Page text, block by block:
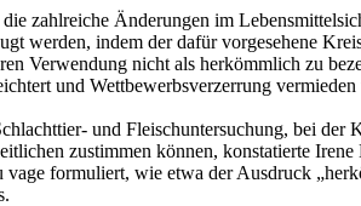
zahlreiche Änderungen im
werden, indem der dafür vorgesehene
Verwendung nicht als herkömmlich zu
und Wettbewerbsverzerrung
und Fleischuntersuchung, bei
zustimmen können, konstatierte
formuliert, wie etwa der Ausdruck